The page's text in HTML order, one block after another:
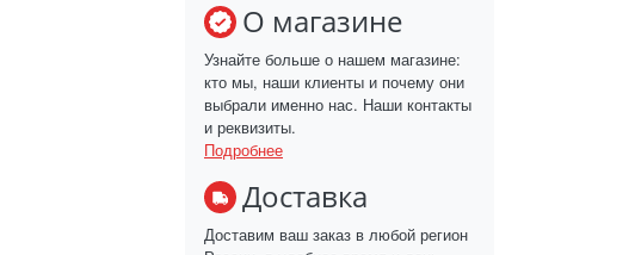
О магазине
Узнайте больше о нашем магазине:
кто мы, наши клиенты и почему они
выбрали именно нас. Наши контакты
и реквизиты.
Подробнее
Доставка
Доставим ваш заказ в любой регион